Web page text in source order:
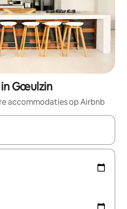
Gœulzin
accommodaties op Airbnb
zijn, maak je een keuze